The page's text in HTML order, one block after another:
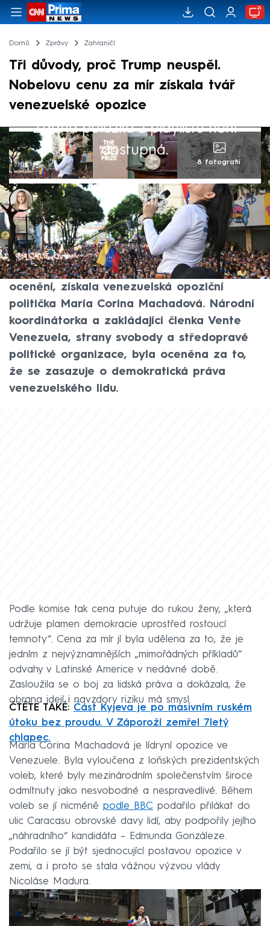
Domů Zprávy Zahraničí
Tři důvody, proč Trump neuspěl.
Nobelovu cenu za mír získala tvář
venezuelské opozice
Žádná položka z playlistu není
dostupná.
8 fotografií
Barbora Pištorová
10. říj 2025, 11:11
Norský Nobelův výbor v pátek dopoledne
oznámil, že Nobelovu cenu míru, vysoce
žádané, ale notoricky nepředvídatelné
ocenění, získala venezuelská opoziční
politička María Corina Machadová. Národní
koordinátorka a zakládající členka Vente
Venezuela, strany svobody a středopravé
politické organizace, byla oceněna za to,
že se zasazuje o demokratická práva
venezuelského lidu.
Podle komise tak cena putuje do rukou ženy, „která
udržuje plamen demokracie uprostřed rostoucí
temnoty“. Cena za mír jí byla udělena za to, že je
jedním z nejvýznamnějších „mimořádných příkladů“
odvahy v Latinské Americe v nedávné době.
Zasloužila se o boj za lidská práva a dokázala, že
obrana idejí i navzdory riziku má smysl.
ČTĚTE TAKÉ: Část Kyjeva je po masivním ruském
útoku bez proudu. V Záporoží zemřel 7letý
chlapec.
María Corina Machadová je lídryní opozice ve
Venezuele. Byla vyloučena z loňských prezidentských
voleb, které byly mezinárodním společenstvím široce
odmítnuty jako nesvobodné a nespravedlivé. Během
voleb se jí nicméně podle BBC podařilo přilákat do
ulic Caracasu obrovské davy lidí, aby podpořily jejího
„náhradního“ kandidáta – Edmunda Gonzáleze.
Podařilo se jí být sjednocující postavou opozice v
zemi, a i proto se stala vážnou výzvou vlády
Nicoláse Madura.